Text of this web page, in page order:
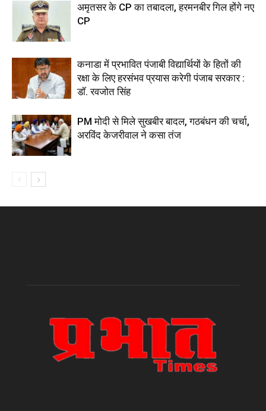
अमृतसर के CP का तबादला, हरमनबीर गिल होंगे नए
CP
कनाडा में प्रभावित पंजाबी विद्यार्थियों के हितों की
रक्षा के लिए हरसंभव प्रयास करेगी पंजाब सरकार :
डॉ. रवजोत सिंह
PM मोदी से मिले सुखबीर बादल, गठबंधन की चर्चा,
अरविंद केजरीवाल ने कसा तंज